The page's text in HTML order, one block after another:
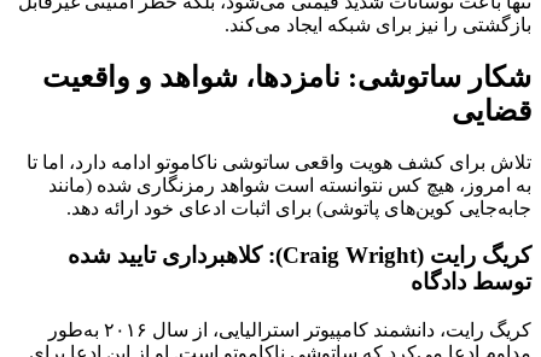
بازگشتی را نیز برای شبکه ایجاد می‌کند.
شکار ساتوشی: نامزدها، شواهد و واقعیت
قضایی
تلاش برای کشف هویت واقعی ساتوشی ناکاموتو ادامه دارد، اما تا
به امروز، هیچ کس نتوانسته است شواهد رمزنگاری شده (مانند
جابه‌جایی کوین‌های پاتوشی) برای اثبات ادعای خود ارائه دهد.
کریگ رایت (Craig Wright): کلاهبرداری تایید شده
توسط دادگاه
کریگ رایت، دانشمند کامپیوتر استرالیایی، از سال ۲۰۱۶ به‌طور
مداوم ادعا می‌کرد که ساتوشی ناکاموتو است. او از این ادعا برای